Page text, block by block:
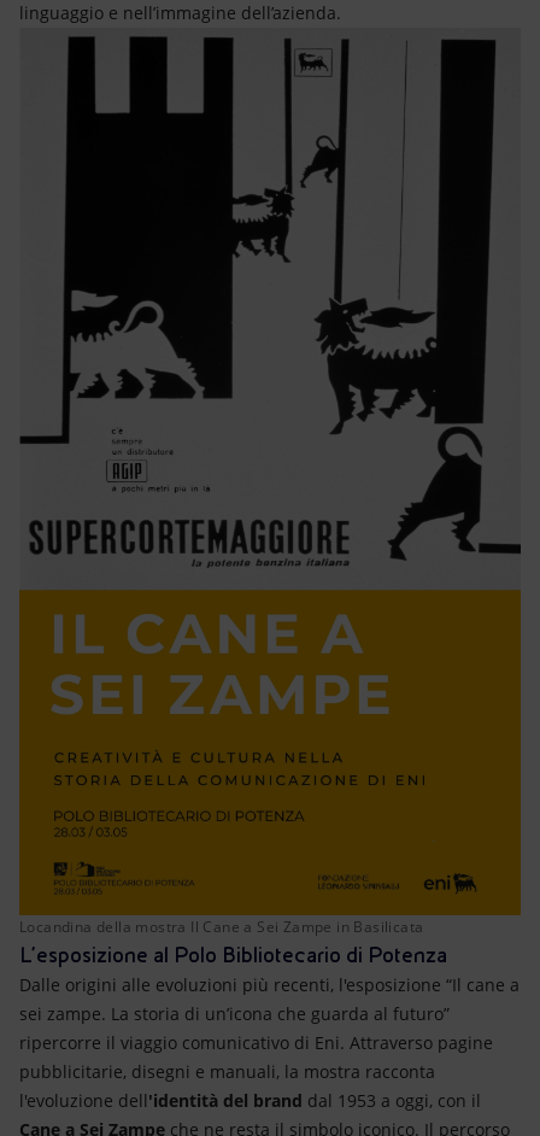
linguaggio e nell’immagine dell’azienda.
Locandina della mostra Il Cane a Sei Zampe in Basilicata
L’esposizione al Polo Bibliotecario di Potenza
Dalle origini alle evoluzioni più recenti, l'esposizione “Il cane a
sei zampe. La storia di un’icona che guarda al futuro”
ripercorre il viaggio comunicativo di Eni. Attraverso pagine
pubblicitarie, disegni e manuali, la mostra racconta
l'evoluzione dell'identità del brand dal 1953 a oggi, con il
Cane a Sei Zampe che ne resta il simbolo iconico. Il percorso